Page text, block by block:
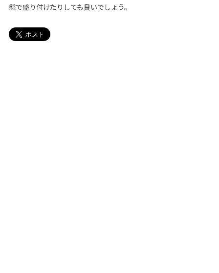
態で盛り付けたりしても良いでしょう。